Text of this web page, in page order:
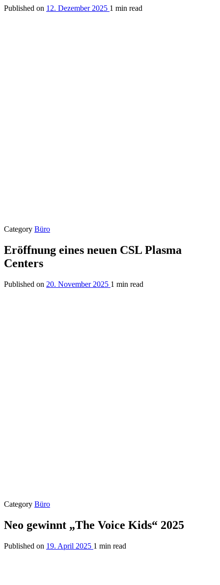
Published on 12. Dezember 2025 1 min read
Category Büro
Eröffnung eines neuen CSL Plasma
Centers
Published on 20. November 2025 1 min read
Category Büro
Neo gewinnt „The Voice Kids“ 2025
Published on 19. April 2025 1 min read